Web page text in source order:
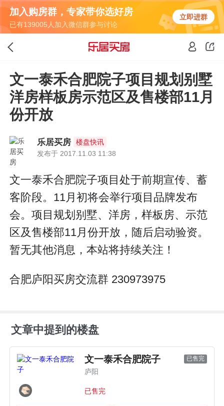
加入购房群，专家带你选好房
已有139005人加入微信群参与讨论
立即进群
文一泰禾合肥院子项目规划别墅
洋房样板房示范区及售楼部11月
份开放
乐居买房
楼盘快讯
发布于 2017.11.03 11:38
文一泰禾合肥院子项目处于前期宣传、蓄
客阶段。11月初将会举行项目品牌发布
会。项目规划别墅、洋房，样板房、示范
区及售楼部11月份开放，随后启动验资。
暂无其他消息，本站将持续关注！
合肥庐阳买房交流群 230973975
文章中提到的楼盘
文一泰禾合肥院子 已售完
庐阳
已售完